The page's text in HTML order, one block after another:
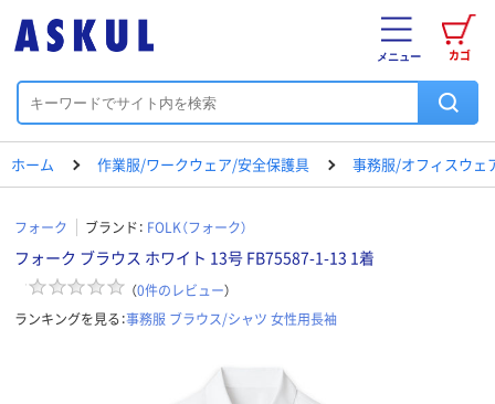
カゴ
メニュー
ホーム 作業服/ワークウェア/安全保護具 事務服/オフィスウェ
フォーク ブランド： FOLK（フォーク）
フォーク ブラウス ホワイト 13号 FB75587-1-13 1着
（0件のレビュー）
ランキングを見る：事務服 ブラウス/シャツ 女性用長袖